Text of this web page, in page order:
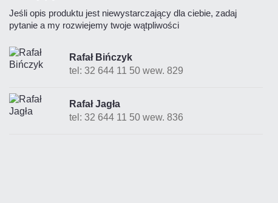
Jeśli opis produktu jest niewystarczający dla ciebie, zadaj
pytanie a my rozwiejemy twoje wątpliwości
Rafał Bińczyk
tel: 32 644 11 50 wew. 829
Rafał Jagła
tel: 32 644 11 50 wew. 836